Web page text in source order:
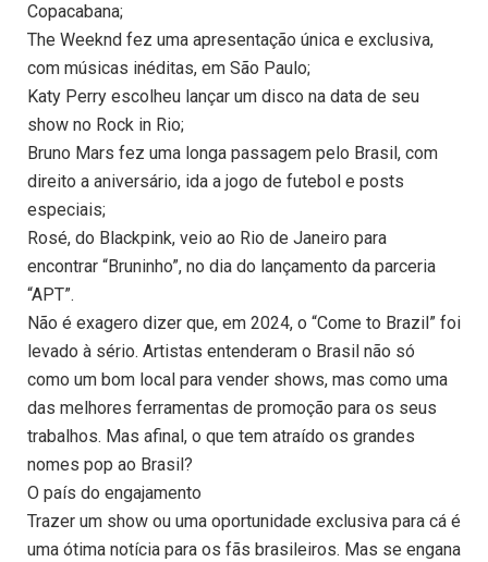
Copacabana;
The Weeknd fez uma apresentação única e exclusiva,
com músicas inéditas, em São Paulo;
Katy Perry escolheu lançar um disco na data de seu
show no Rock in Rio;
Bruno Mars fez uma longa passagem pelo Brasil, com
direito a aniversário, ida a jogo de futebol e posts
especiais;
Rosé, do Blackpink, veio ao Rio de Janeiro para
encontrar “Bruninho”, no dia do lançamento da parceria
“APT”.
Não é exagero dizer que, em 2024, o “Come to Brazil” foi
levado à sério. Artistas entenderam o Brasil não só
como um bom local para vender shows, mas como uma
das melhores ferramentas de promoção para os seus
trabalhos. Mas afinal, o que tem atraído os grandes
nomes pop ao Brasil?
O país do engajamento
Trazer um show ou uma oportunidade exclusiva para cá é
uma ótima notícia para os fãs brasileiros. Mas se engana